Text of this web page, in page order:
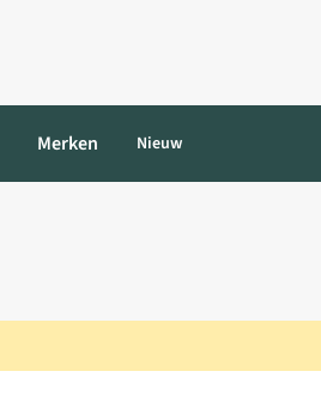
Merken Nieuw